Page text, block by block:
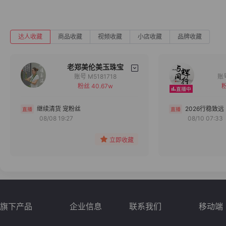
达人收藏 商品收藏 视频收藏 小店收藏 品牌收藏
老郑美伦美玉珠宝
备注
账号 M5181718
粉丝 40.67w
继续清货 宠粉丝
08/08 19:27
立即收藏
2026行稳致远
08/10 07:33
旗下产品 企业信息 联系我们 移动端